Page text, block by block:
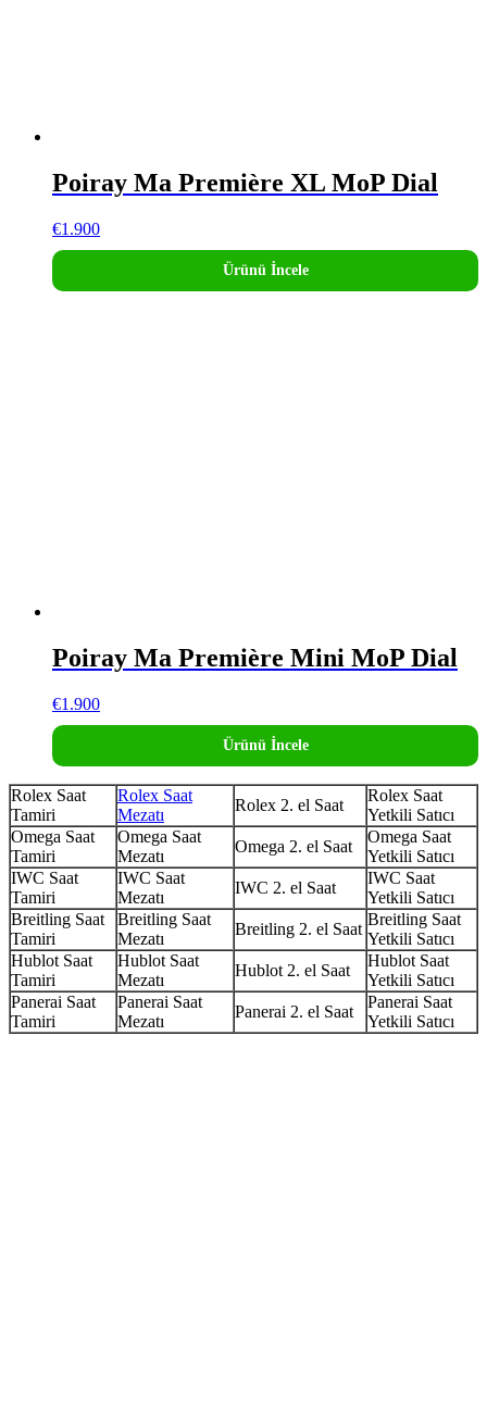
Poiray Ma Première XL MoP Dial
€1.900
Ürünü İncele
Poiray Ma Première Mini MoP Dial
€1.900
Ürünü İncele
Rolex Saat
Tamiri
Rolex Saat
Mezatı
Rolex 2. el Saat
Rolex Saat
Yetkili Satıcı
Omega Saat
Tamiri
Omega Saat
Mezatı
Omega 2. el Saat
Omega Saat
Yetkili Satıcı
IWC Saat
Tamiri
IWC Saat
Mezatı
IWC 2. el Saat
IWC Saat
Yetkili Satıcı
Breitling Saat
Tamiri
Breitling Saat
Mezatı
Breitling 2. el Saat
Breitling Saat
Yetkili Satıcı
Hublot Saat
Tamiri
Hublot Saat
Mezatı
Hublot 2. el Saat
Hublot Saat
Yetkili Satıcı
Panerai Saat
Tamiri
Panerai Saat
Mezatı
Panerai 2. el Saat
Panerai Saat
Yetkili Satıcı